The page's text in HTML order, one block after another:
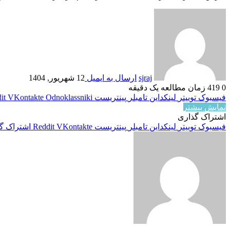
sjraj ارسال به ایمیل 12 شهریور, 1404
0
زمان مطالعه یک دقیقه
فیسبوک توییتر لینکداین تامبلر پینتریست VKontakte Odnoklassniki
نمایش بیشتر
اشتراک گذاری
فیسبوک توییتر لینکداین تامبلر پینتریست Reddit VKontakte اشتراک